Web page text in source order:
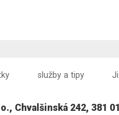
služby a tipy
Chvalšinská 242, 381